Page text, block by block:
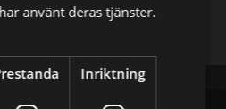
X E-postadress
använt deras tjänster.
Inriktning